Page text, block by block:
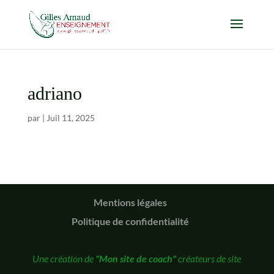
adriano
par | Juil 11, 2025
Mentions légales
Politique de confidentialité
Une création de "Mon site de coach"créateurs de site